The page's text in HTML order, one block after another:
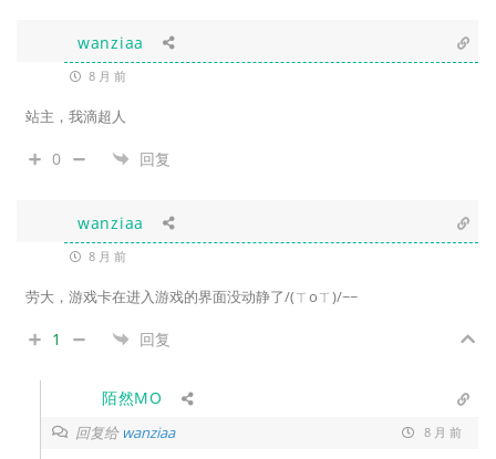
wanziaa
8 月 前
站主，我滴超人
0 回复
wanziaa
8 月 前
劳大，游戏卡在进入游戏的界面没动静了/(ㄒoㄒ)/~~
1 回复
陌然MO
回复给 wanziaa 8 月 前